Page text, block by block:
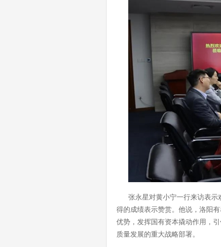
张永星对黄小宁一行来访表
得的成绩表示赞赏。他说，洛阳
优势，发挥国有资本撬动作用，
质量发展的重大战略部署。